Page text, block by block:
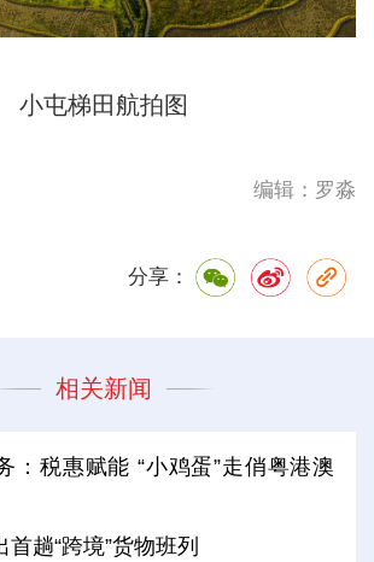
小屯梯田航拍图
编辑：罗淼
分享：
相关新闻
：税惠赋能 “小鸡蛋”走俏粤港澳
趟“跨境”货物班列